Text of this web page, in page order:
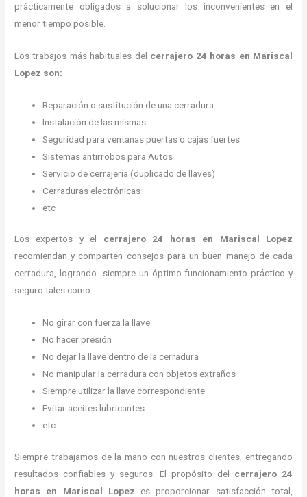
prácticamente obligados a solucionar los inconvenientes en el
menor tiempo posible.
Los trabajos más habituales del cerrajero 24 horas en Mariscal
Lopez son:
Reparación o sustitución de una cerradura
Instalación de las mismas
Seguridad para ventanas puertas o cajas fuertes
Sistemas antirrobos para Autos
Servicio de cerrajería (duplicado de llaves)
Cerraduras electrónicas
etc
Los expertos y el cerrajero 24 horas
en Mariscal Lopez
recomiendan y comparten consejos para un buen manejo de cada
cerradura, logrando siempre un óptimo funcionamiento práctico y
seguro tales como:
No girar con fuerza la llave
No hacer presión
No dejar la llave dentro de la cerradura
No manipular la cerradura con objetos extraños
Siempre utilizar la llave correspondiente
Evitar aceites lubricantes
etc.
Siempre trabajamos de la mano con nuestros clientes, entregando
resultados confiables y seguros. El propósito del cerrajero 24
horas en Mariscal Lopez es proporcionar satisfacción total,